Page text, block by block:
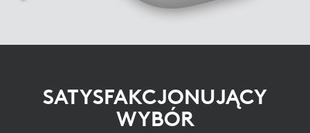
SATYSFAKCJONUJĄCY
WYBÓR